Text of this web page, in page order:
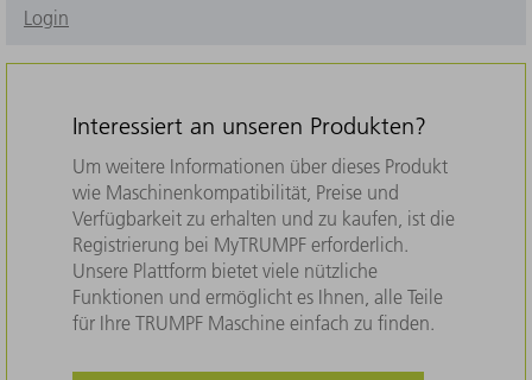
Login
Interessiert an unseren Produkten?
Um weitere Informationen über dieses Produkt
wie Maschinenkompatibilität, Preise und
Verfügbarkeit zu erhalten und zu kaufen, ist die
Registrierung bei MyTRUMPF erforderlich.
Unsere Plattform bietet viele nützliche
Funktionen und ermöglicht es Ihnen, alle Teile
für Ihre TRUMPF Maschine einfach zu finden.